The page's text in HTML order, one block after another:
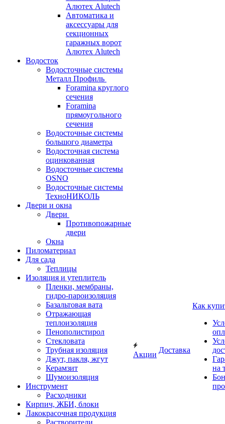
Алютех Alutech
Автоматика и
аксессуары для
секционных
гаражных ворот
Алютех Alutech
Водосток
Водосточные системы
Металл Профиль
Foramina круглого
сечения
Foramina
прямоугольного
сечения
Водосточные системы
большого диаметра
Водосточная система
оцинкованная
Водосточные системы
OSNO
Водосточные системы
ТехноНИКОЛЬ
Двери и окна
Двери
Противопожарные
двери
Окна
Пиломатериал
Для сада
Теплицы
Изоляция и утеплитель
Пленки, мембраны,
гидро-пароизоляция
Базальтовая вата
Отражающая
теплоизоляция
Пенополистирол
Стекловата
Трубная изоляция
Джут, пакля, жгут
Керамзит
Шумоизоляция
Инструмент
Расходники
Кирпич, ЖБИ, блоки
Лакокрасочная продукция
Растворители
Акции
Доставка
Как
на